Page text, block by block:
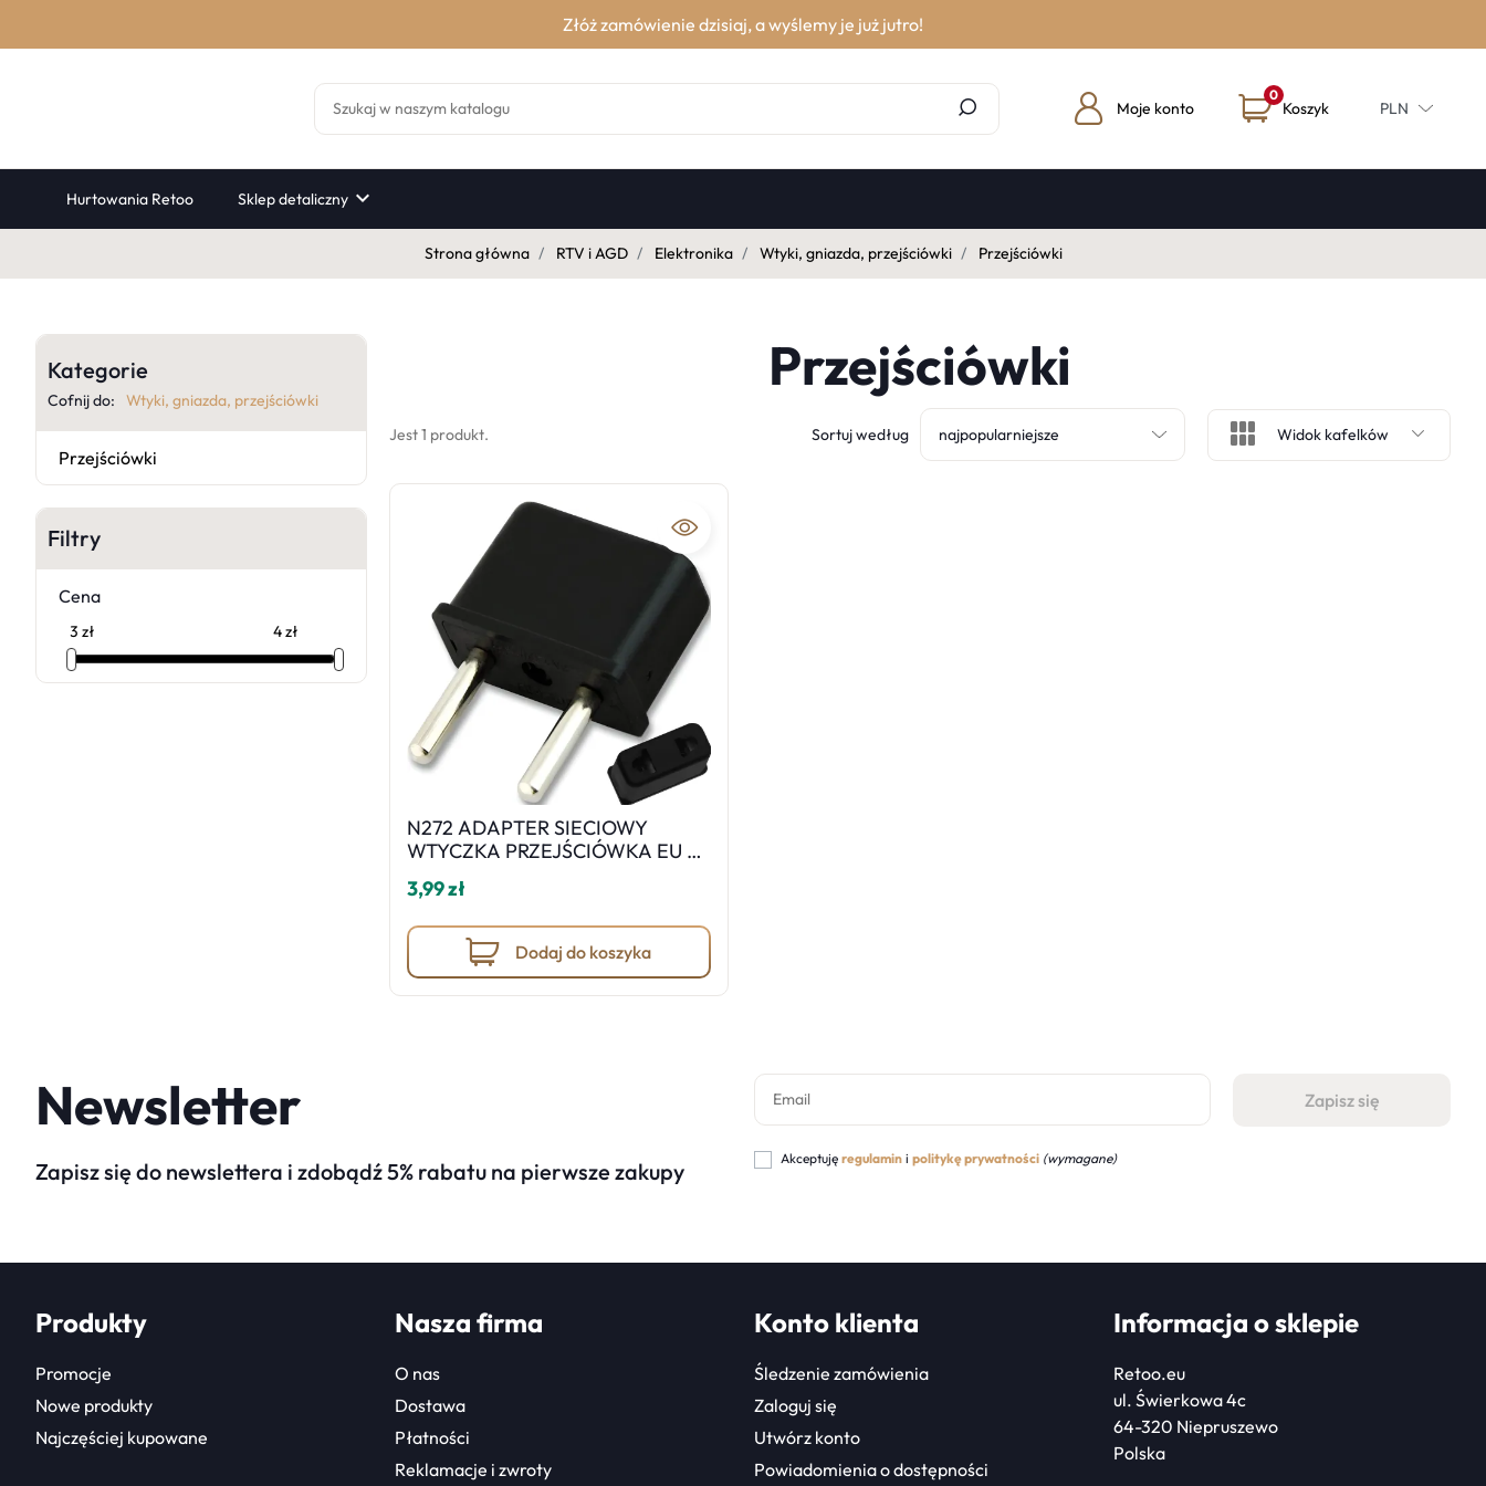
Złóż zamówienie dzisiaj, a wyślemy je już jutro!
Moje konto Koszyk
0
PLN
Hurtowania Retoo Sklep detaliczny 
Strona główna RTV i AGD Elektronika Wtyki, gniazda, przejściówki Przejściówki
Kategorie
Cofnij do: Wtyki, gniazda, przejściówki
Przejściówki
Filtry
Cena
Przejściówki
Sortuj według najpopularniejsze Widok kafelków
Jest 1 produkt.
N272 ADAPTER SIECIOWY
WTYCZKA PRZEJŚCIÓWKA EU PL
3,99 zł
Dodaj do koszyka
Newsletter
Zapisz się do newslettera i zdobądź 5% rabatu na pierwsze zakupy Akceptuję regulamin i politykę prywatności (wymagane)
Produkty
Promocje
Nowe produkty
Najczęściej kupowane
Nasza firma
O nas
Dostawa
Płatności
Reklamacje i zwroty
Konto klienta
Śledzenie zamówienia
Zaloguj się
Utwórz konto
Powiadomienia o dostępności
Informacja o sklepie
Retoo.eu
ul. Świerkowa 4c
64-320 Niepruszewo
Polska